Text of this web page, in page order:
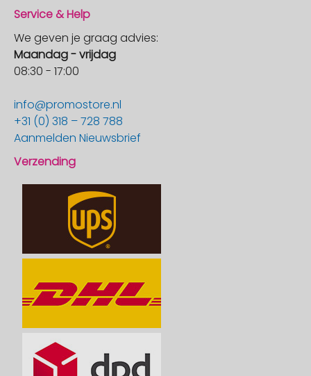
Service & Help
We geven je graag advies:
Maandag - vrijdag
08:30 - 17:00
info@promostore.nl
+31 (0) 318 – 728 788
Aanmelden Nieuwsbrief
Verzending